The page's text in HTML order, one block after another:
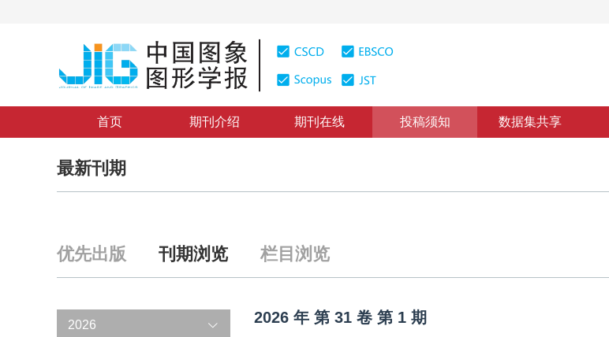
首页 期刊介绍 期刊在线 投稿须知 数据集共享
最新刊期
优先出版 刊期浏览 栏目浏览
2026 2026 年 第 31 卷 第 1 期